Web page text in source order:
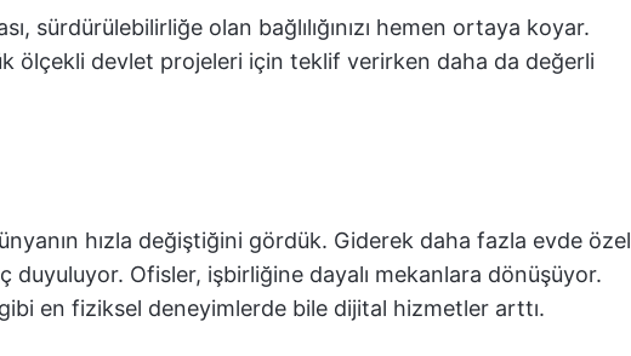
sürdürülebilirliğe olan bağlılığınızı hemen ortaya koyar.
ölçekli devlet projeleri için teklif verirken daha da değerli
hızla değiştiğini gördük. Giderek daha fazla evde özel
duyuluyor. Ofisler, işbirliğine dayalı mekanlara dönüşüyor.
en fiziksel deneyimlerde bile dijital hizmetler arttı.